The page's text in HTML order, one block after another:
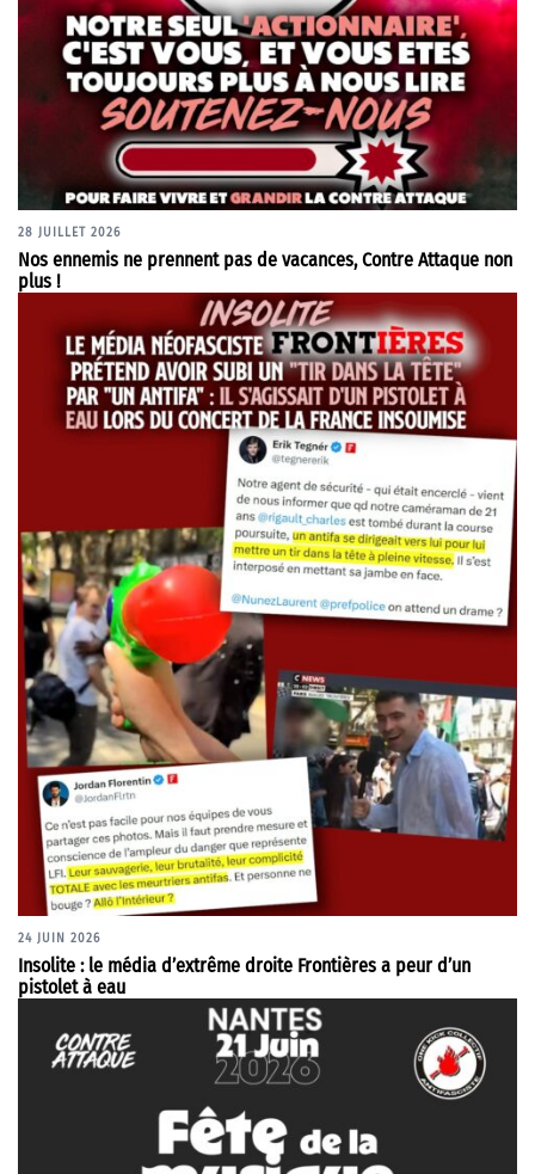
28 JUILLET 2026
Nos ennemis ne prennent pas de vacances, Contre Attaque non
plus !
24 JUIN 2026
Insolite : le média d’extrême droite Frontières a peur d’un
pistolet à eau